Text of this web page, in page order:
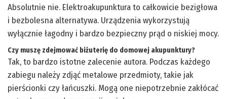
Absolutnie nie. Elektroakupunktura to całkowicie bezigłowa
i bezbolesna alternatywa. Urządzenia wykorzystują
wyłącznie łagodny i bardzo bezpieczny prąd o niskiej mocy.
Czy muszę zdejmować biżuterię do domowej akupunktury?
Tak, to bardzo istotne zalecenie autora. Podczas każdego
zabiegu należy zdjąć metalowe przedmioty, takie jak
pierścionki czy łańcuszki. Mogą one niepotrzebnie zakłócać